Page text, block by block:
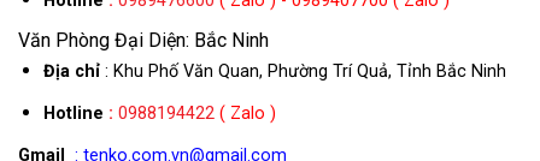
Văn Phòng Đại Diện: Bắc Ninh
Địa chỉ: Khu Phố Văn Quan, Phường Trí Quả, Tỉnh Bắc Ninh
Hotline : 0988194422( Zalo )
Gmail : tenko.com.vn@gmail.com